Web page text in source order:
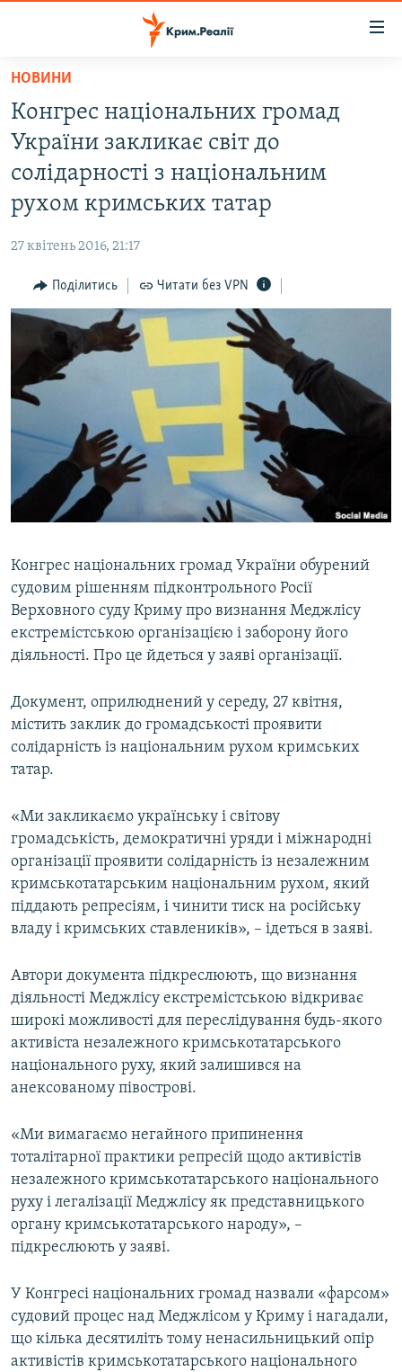
Перейти
основного
матеріалу
Перейти
до
основної
Перейти
пошуку
ВОДА.КРИМ
ВІДЕО ТА ФОТО
ІНТЕРВ'Ю
ВСЕ ЗА ДЕНЬ
СПЕЦПРОЕКТИ
ДЕПОРТАЦІЯ
ВІДЕОУРОКИ «ELIFBE»
СВІДЧЕННЯ ОКУПАЦІЇ
УКРАЇНСЬКА ПРОБЛЕМА КРИМУ
ІНФОГРАФІКА
ЯК ОБІЙТИ БЛОКУВАННЯ
Русский
Qırımtatar
ДОЛУЧАЙСЯ!
Усі сайти RFE/RL
НОВИНИ
Конгрес національних громад
України закликає світ до
солідарності з національним
рухом кримських татар
27 квітень 2016, 21:17
Поділитись Читати без VPN
Конгрес національних громад України обурений
судовим рішенням підконтрольного Росії
Верховного суду Криму про визнання Меджлісу
екстремістською організацією і заборону його
діяльності. Про це йдеться у заяві організації.
Документ, оприлюднений у середу, 27 квітня,
містить заклик до громадськості проявити
солідарність із національним рухом кримських
татар.
«Ми закликаємо українську і світову
громадськість, демократичні уряди і міжнародні
організації проявити солідарність із незалежним
кримськотатарським національним рухом, який
піддають репресіям, і чинити тиск на російську
владу і кримських ставлеників», – ідеться в заяві.
Автори документа підкреслюють, що визнання
діяльності Меджлісу екстремістською відкриває
широкі можливості для переслідування будь-якого
активіста незалежного кримськотатарського
національного руху, який залишився на
анексованому півострові.
«Ми вимагаємо негайного припинення
тоталітарної практики репресій щодо активістів
незалежного кримськотатарського національного
руху і легалізації Меджлісу як представницького
органу кримськотатарського народу», –
підкреслюють у заяві.
У Конгресі національних громад назвали «фарсом»
судовий процес над Меджлісом у Криму і нагадали,
що кілька десятиліть тому ненасильницький опір
активістів кримськотатарського національного